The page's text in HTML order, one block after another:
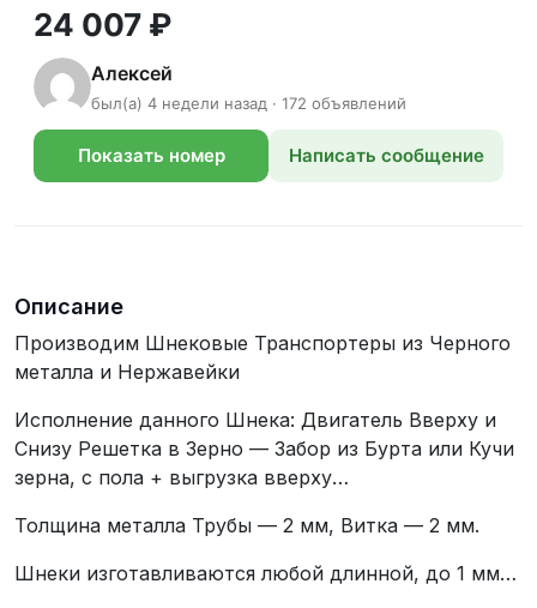
24 007 ₽
Алексей
был(а) 4 недели назад · 172 объявлений
Показать номер Написать сообщение
Описание
Производим Шнековые Транспортеры из Черного
металла и Нержавейки
Исполнение данного Шнека: Двигатель Вверху и
Снизу Решетка в Зерно — Забор из Бурта или Кучи
зерна, с пола + выгрузка вверху…
Толщина металла Трубы — 2 мм, Витка — 2 мм.
Шнеки изготавливаются любой длинной, до 1 мм…